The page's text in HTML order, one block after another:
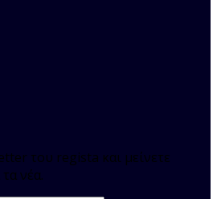
του regista και μείνετε
νέα.